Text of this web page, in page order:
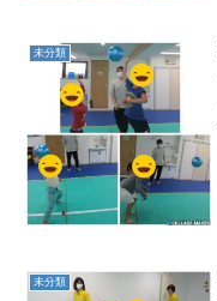
未分類
未分類